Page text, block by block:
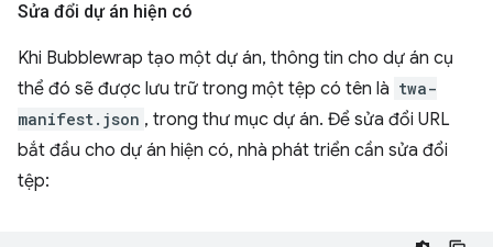
Sửa đổi dự án hiện có
Khi Bubblewrap tạo một dự án, thông tin cho dự án cụ
thể đó sẽ được lưu trữ trong một tệp có tên là twa-
manifest.json , trong thư mục dự án. Để sửa đổi URL
bắt đầu cho dự án hiện có, nhà phát triển cần sửa đổi
tệp: